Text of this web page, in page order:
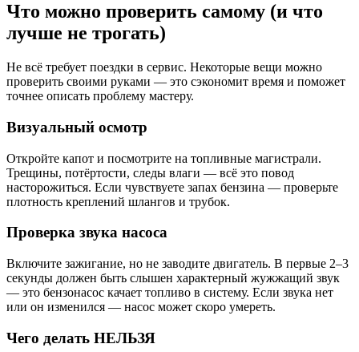
Что можно проверить самому (и что
лучше не трогать)
Не всё требует поездки в сервис. Некоторые вещи можно
проверить своими руками — это сэкономит время и поможет
точнее описать проблему мастеру.
Визуальный осмотр
Откройте капот и посмотрите на топливные магистрали.
Трещины, потёртости, следы влаги — всё это повод
насторожиться. Если чувствуете запах бензина — проверьте
плотность креплений шлангов и трубок.
Проверка звука насоса
Включите зажигание, но не заводите двигатель. В первые 2–3
секунды должен быть слышен характерный жужжащий звук
— это бензонасос качает топливо в систему. Если звука нет
или он изменился — насос может скоро умереть.
Чего делать НЕЛЬЗЯ